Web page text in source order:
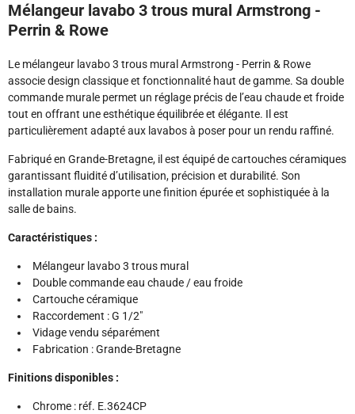
Mélangeur lavabo 3 trous mural Armstrong -
Perrin & Rowe
Le mélangeur lavabo 3 trous mural Armstrong - Perrin & Rowe
associe design classique et fonctionnalité haut de gamme. Sa double
commande murale permet un réglage précis de l’eau chaude et froide
tout en offrant une esthétique équilibrée et élégante. Il est
particulièrement adapté aux lavabos à poser pour un rendu raffiné.
Fabriqué en Grande-Bretagne, il est équipé de cartouches céramiques
garantissant fluidité d’utilisation, précision et durabilité. Son
installation murale apporte une finition épurée et sophistiquée à la
salle de bains.
Caractéristiques :
Mélangeur lavabo 3 trous mural
Double commande eau chaude / eau froide
Cartouche céramique
Raccordement : G 1/2"
Vidage vendu séparément
Fabrication : Grande-Bretagne
Finitions disponibles :
Chrome : réf. E.3624CP